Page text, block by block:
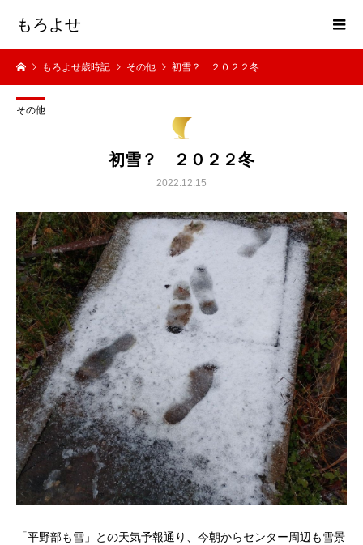
もろよせ
もろよせ歳時記 その他 初雪？ ２０２２冬
その他
初雪？ ２０２２冬
2022.12.15
「平野部も雪」との天気予報通り、今朝からセンター周辺も雪景